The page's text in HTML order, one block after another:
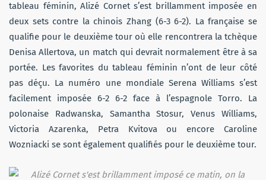
tableau féminin, Alizé Cornet s’est brillamment imposée en
deux sets contre la chinois Zhang (6-3 6-2). La française se
qualifie pour le deuxième tour où elle rencontrera la tchèque
Denisa Allertova, un match qui devrait normalement être à sa
portée. Les favorites du tableau féminin n’ont de leur côté
pas déçu. La numéro une mondiale Serena Williams s’est
facilement imposée 6-2 6-2 face à l’espagnole Torro. La
polonaise Radwanska, Samantha Stosur, Venus Williams,
Victoria Azarenka, Petra Kvitova ou encore Caroline
Wozniacki se sont également qualifiés pour le deuxième tour.